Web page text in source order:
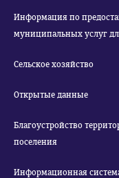
Информация по
муниципальных услуг
Сельское хозяйство
Открытые данные
Благоустройство
поселения
Информационная